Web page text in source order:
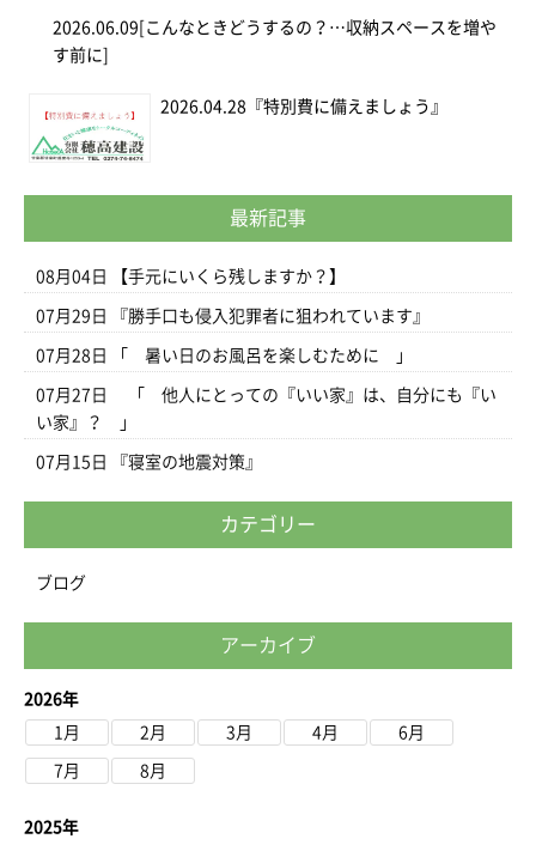
2026.06.09 [こんなときどうするの？…収納スペースを増や
す前に]
2026.04.28 『特別費に備えましょう』
最新記事
08月04日 【手元にいくら残しますか？】
07月29日 『勝手口も侵入犯罪者に狙われています』
07月28日 「 暑い日のお風呂を楽しむために 」
07月27日
「 他人にとっての『いい家』は、自分にも『い
い家』？ 」
07月15日 『寝室の地震対策』
カテゴリー
ブログ
アーカイブ
2026年
1月
2月 3月 4月 6月
7月 8月
2025年